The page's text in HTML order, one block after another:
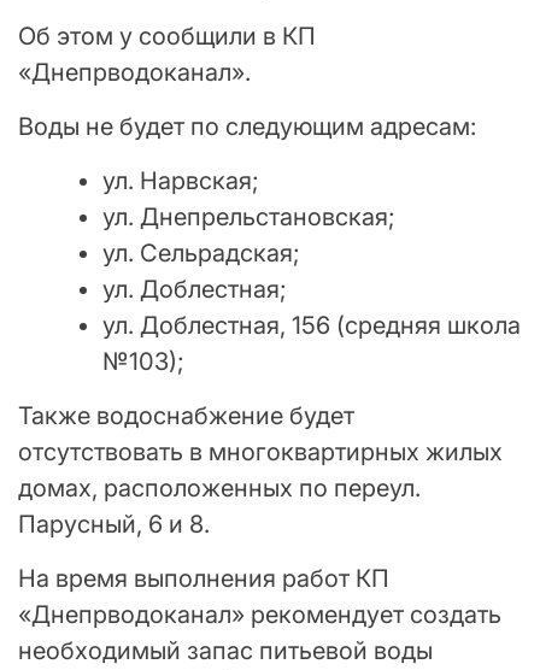
Об этом у сообщили в КП
«Днепрводоканал».
Воды не будет по следующим адресам:
ул. Нарвская;
ул. Днепрельстановская;
ул. Сельрадская;
ул. Доблестная;
ул. Доблестная, 156 (средняя школа
№103);
Также водоснабжение будет
отсутствовать в многоквартирных жилых
домах, расположенных по переул.
Парусный, 6 и 8.
На время выполнения работ КП
«Днепрводоканал» рекомендует создать
необходимый запас питьевой воды